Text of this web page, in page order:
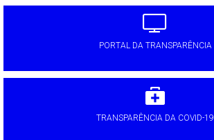
PORTAL DA TRANSPARÊNCIA
TRANSPARÊNCIA DA COVID-19